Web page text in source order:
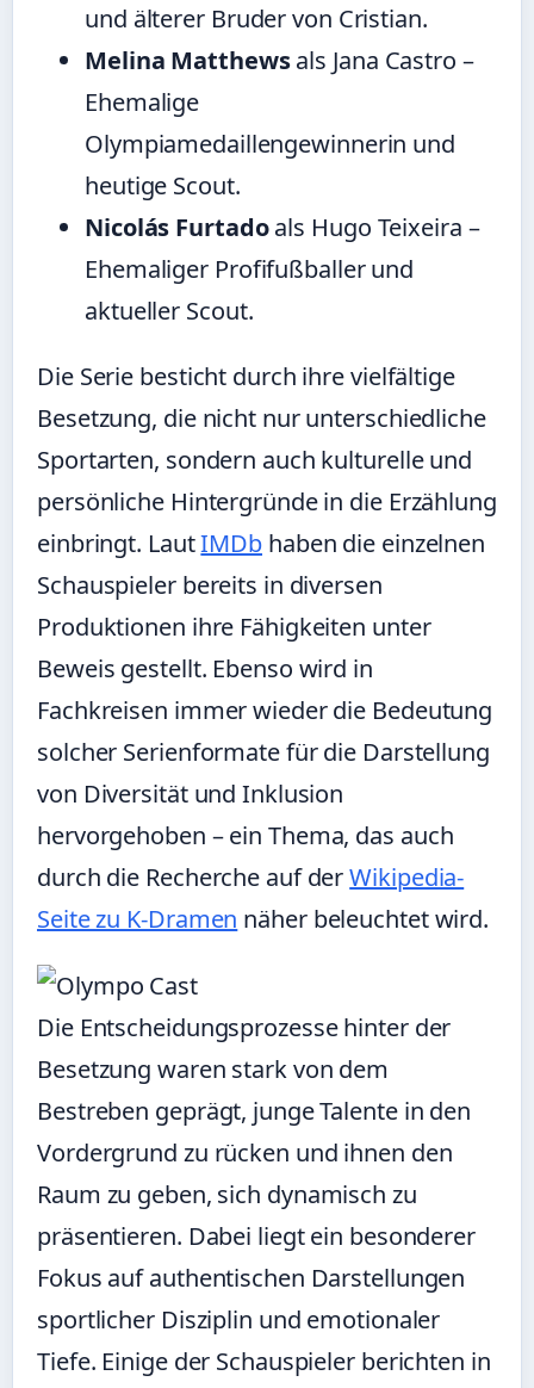
und älterer Bruder von Cristian.
Melina Matthewsals Jana Castro –
Ehemalige
Olympiamedaillengewinnerin und
heutige Scout.
Nicolás Furtadoals Hugo Teixeira –
Ehemaliger Profifußballer und
aktueller Scout.
Die Serie besticht durch ihre vielfältige
Besetzung, die nicht nur unterschiedliche
Sportarten, sondern auch kulturelle und
persönliche Hintergründe in die Erzählung
einbringt. LautIMDb haben die einzelnen
Schauspieler bereits in diversen
Produktionen ihre Fähigkeiten unter
Beweis gestellt. Ebenso wird in
Fachkreisen immer wieder die Bedeutung
solcher Serienformate für die Darstellung
von Diversität und Inklusion
hervorgehoben – ein Thema, das auch
durch die Recherche auf derWikipedia-
Seite zu K-Dramen näher beleuchtet wird.
Die Entscheidungsprozesse hinter der
Besetzung waren stark von dem
Bestreben geprägt, junge Talente in den
Vordergrund zu rücken und ihnen den
Raum zu geben, sich dynamisch zu
präsentieren. Dabei liegt ein besonderer
Fokus auf authentischen Darstellungen
sportlicher Disziplin und emotionaler
Tiefe. Einige der Schauspieler berichten in